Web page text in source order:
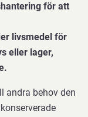
för att
livsmedel för
eller lager,
andra behov den